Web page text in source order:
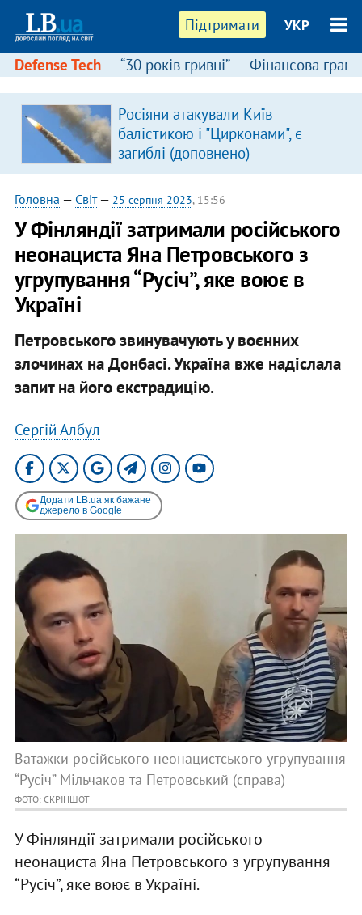
Підтримати УКР
Defense Tech “30 років гривні” Фінансова
Росіяни атакували Київ
балістикою і "Цирконами", є
загиблі (доповнено)
Головна — Світ— 25 серпня 2023, 15:56
У Фінляндії затримали російського
неонациста Яна Петровського з
угрупування “Русіч”, яке воює в
Україні
Петровського звинувачують у воєнних
злочинах на Донбасі. Україна вже надіслала
запит на його екстрадицію.
Сергій Албул
Додати LB.ua як бажане
джерело в Google
Ватажки російського неонацистського угрупування
“Русіч” Мільчаков та Петровський (справа)
ФОТО: СКРІНШОТ
У Фінляндії затримали російського
неонациста Яна Петровського з угрупування
“Русіч”, яке воює в Україні.